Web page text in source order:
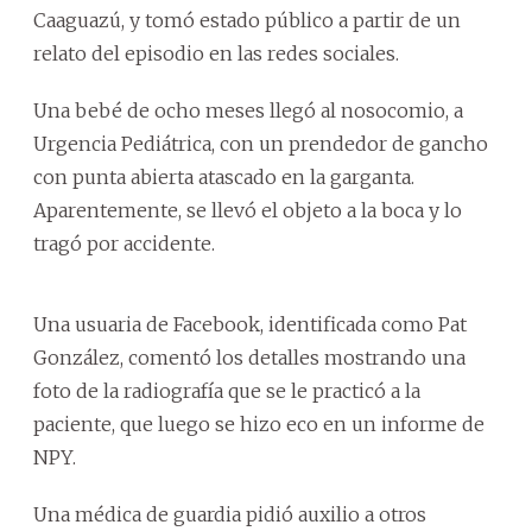
Caaguazú, y tomó estado público a partir de un
relato del episodio en las redes sociales.
Una bebé de ocho meses llegó al nosocomio, a
Urgencia Pediátrica, con un prendedor de gancho
con punta abierta atascado en la garganta.
Aparentemente, se llevó el objeto a la boca y lo
tragó por accidente.
Una usuaria de Facebook, identificada como Pat
González, comentó los detalles mostrando una
foto de la radiografía que se le practicó a la
paciente, que luego se hizo eco en un informe de
NPY.
Una médica de guardia pidió auxilio a otros